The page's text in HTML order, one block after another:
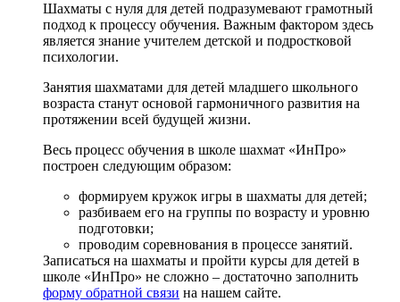
Шахматы с нуля для детей подразумевают грамотный
подход к процессу обучения. Важным фактором здесь
является знание учителем детской и подростковой
психологии.
Занятия шахматами для детей младшего школьного
возраста станут основой гармоничного развития на
протяжении всей будущей жизни.
Весь процесс обучения в школе шахмат «ИнПро»
построен следующим образом:
формируем кружок игры в шахматы для детей;
разбиваем его на группы по возрасту и уровню
подготовки;
проводим соревнования в процессе занятий.
Записаться на шахматы и пройти курсы для детей в
школе «ИнПро» не сложно – достаточно заполнить
форму обратной связи на нашем сайте.